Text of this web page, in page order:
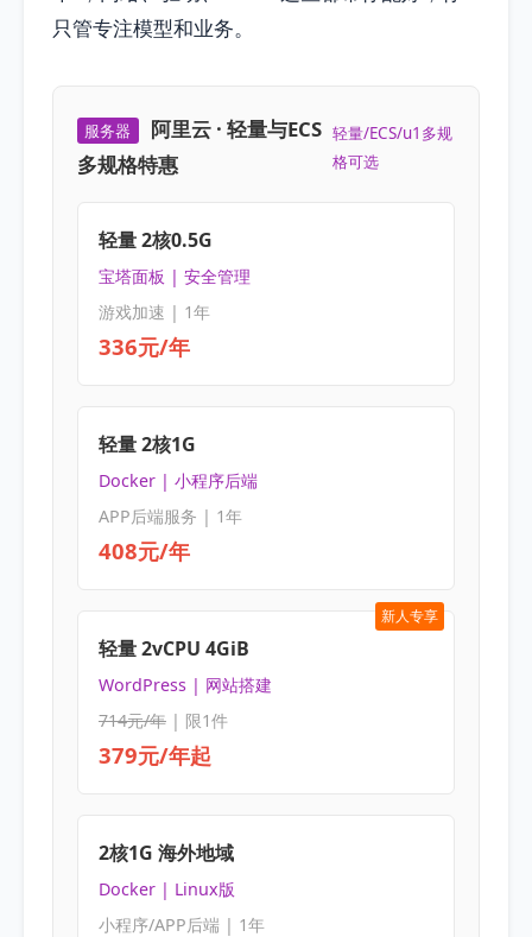
只管专注模型和业务。
服务器
阿里云 · 轻量与ECS
多规格特惠
轻量/ECS/u1多规
格可选
轻量 2核0.5G
宝塔面板 | 安全管理
游戏加速 | 1年
336元/年
轻量 2核1G
Docker | 小程序后端
APP后端服务 | 1年
408元/年
新人专享
轻量 2vCPU 4GiB
WordPress | 网站搭建
714元/年| 限1件
379元/年起
2核1G 海外地域
Docker | Linux版
小程序/APP后端 | 1年